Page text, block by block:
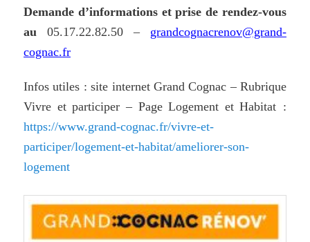
Demande d’informationset prise de rendez-vous
au
05.17.22.82.50 – grandcognacrenov@grand-
cognac.fr
Infos utiles : site internet Grand Cognac – Rubrique
Vivre et participer – Page Logement et Habitat :
https://www.grand-cognac.fr/vivre-et-
participer/logement-et-habitat/ameliorer-son-
logement